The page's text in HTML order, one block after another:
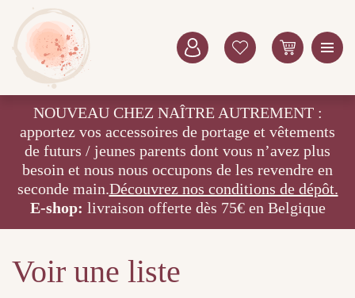
NOUVEAU CHEZ NAÎTRE AUTREMENT :
apportez vos accessoires de portage et vêtements
de futurs / jeunes parents dont vous n’avez plus
besoin et nous nous occupons de les revendre en
seconde main.Découvrez nos conditions de dépôt.
E-shop: livraison offerte dès 75€ en Belgique
Voir une liste